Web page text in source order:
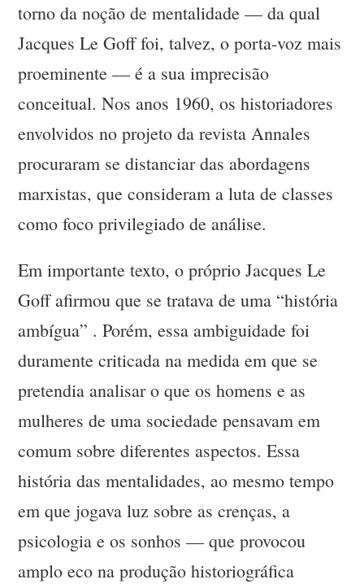
torno da noção de mentalidade — da qual
Jacques Le Goff foi, talvez, o porta-voz mais
proeminente — é a sua imprecisão
conceitual. Nos anos 1960, os historiadores
envolvidos no projeto da revista Annales
procuraram se distanciar das abordagens
marxistas, que consideram a luta de classes
como foco privilegiado de análise.
Em importante texto, o próprio Jacques Le
Goff afirmou que se tratava de uma “história
ambígua” . Porém, essa ambiguidade foi
duramente criticada na medida em que se
pretendia analisar o que os homens e as
mulheres de uma sociedade pensavam em
comum sobre diferentes aspectos. Essa
história das mentalidades, ao mesmo tempo
em que jogava luz sobre as crenças, a
psicologia e os sonhos — que provocou
amplo eco na produção historiográfica